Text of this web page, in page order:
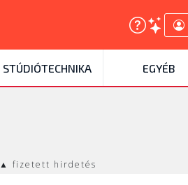
STÚDIÓTECHNIKA EGYÉB
▲ fizetett hirdetés